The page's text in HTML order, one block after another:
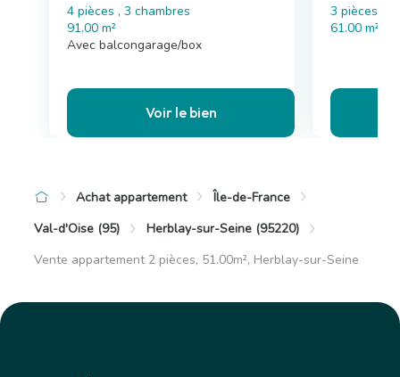
4 pièces , 3 chambres
91.00 m²
Avec balcongarage/box
Voir le bien
3 pièces , 2
61.00 m²
Achat appartement
Île-de-France
Val-d'Oise (95)
Herblay-sur-Seine (95220)
Vente appartement 2 pièces, 51.00m², Herblay-sur-Seine